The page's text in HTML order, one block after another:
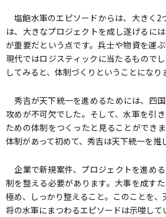
塩飽水軍のエピソードからは、大きく2
は、大きなプロジェクトを成し遂げるに
が重要だという点です。兵士や物資を運
現代ではロジスティックに当たるもので
してみると、体制づくりということになり
秀吉が天下統一を進めるためには、四
攻めが不可欠でした。そして、水軍を引
ための体制をつくったと見ることができ
体制があって初めて、秀吉は天下統一を推
企業で新規案件、プロジェクトを進め
制を整える必要があります。大事を成す
極め、しっかり整えること。このことを
将の水軍にまつわるエピソードは示唆して